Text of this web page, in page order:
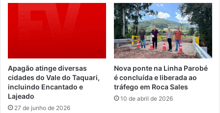
Apagão atinge diversas
cidades do Vale do Taquari,
incluindo Encantado e
Lajeado
27 de junho de 2026
Nova ponte na Linha Parobé
é concluída e liberada ao
tráfego em Roca Sales
10 de abril de 2026